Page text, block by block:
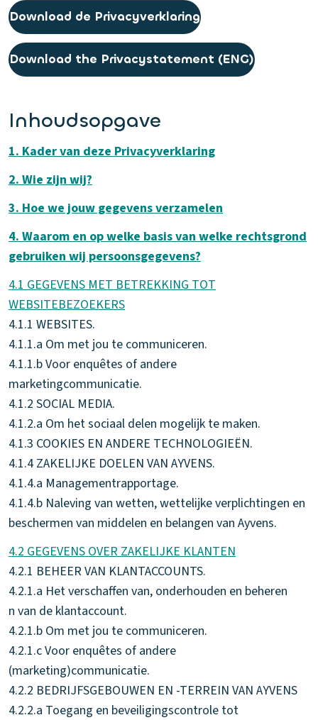
Download de Privacyverklaring
Download the Privacystatement (ENG)
Inhoudsopgave
1. Kader van deze Privacyverklaring
2. Wie zijn wij?
3. Hoe we jouw gegevens verzamelen
4. Waarom en op welke basis van welke rechtsgrond
gebruiken wij persoonsgegevens?
4.1 GEGEVENS MET BETREKKING TOT
WEBSITEBEZOEKERS
4.1.1 WEBSITES.
4.1.1.a Om met jou te communiceren.
4.1.1.b Voor enquêtes of andere
marketingcommunicatie.
4.1.2 SOCIAL MEDIA.
4.1.2.a Om het sociaal delen mogelijk te maken.
4.1.3 COOKIES EN ANDERE TECHNOLOGIEËN.
4.1.4 ZAKELIJKE DOELEN VAN AYVENS.
4.1.4.a Managementrapportage.
4.1.4.b Naleving van wetten, wettelijke verplichtingen en
beschermen van middelen en belangen van Ayvens.
4.2 GEGEVENS OVER ZAKELIJKE KLANTEN
4.2.1 BEHEER VAN KLANTACCOUNTS.
4.2.1.a Het verschaffen van, onderhouden en beheren
n van de klantaccount.
4.2.1.b Om met jou te communiceren.
4.2.1.c Voor enquêtes of andere
(marketing)communicatie.
4.2.2 BEDRIJFSGEBOUWEN EN -TERREIN VAN AYVENS
4.2.2.a Toegang en beveiligingscontrole tot